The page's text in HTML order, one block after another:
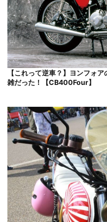
【これって逆車？】ヨンフォ
雑だった！【CB400Four】